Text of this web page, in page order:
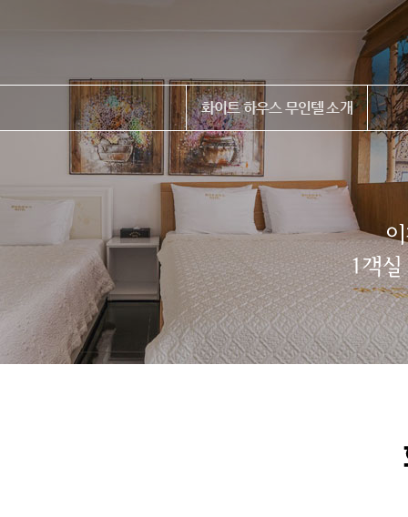
화이트 하우스 무인텔 소개